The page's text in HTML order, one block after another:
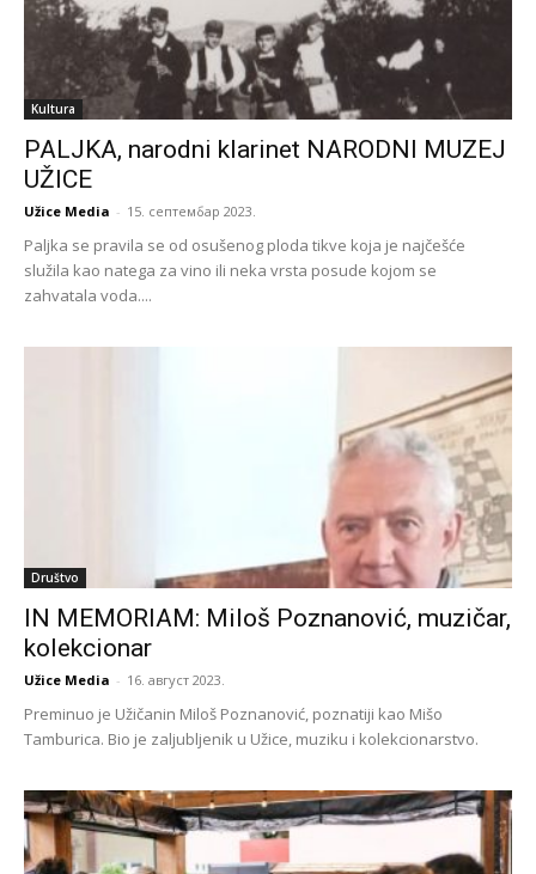
Kultura
PALJKA, narodni klarinet NARODNI MUZEJ
UŽICE
Užice Media - 15. септембар 2023.
Paljka se pravila se od osušenog ploda tikve koja je najčešće
služila kao natega za vino ili neka vrsta posude kojom se
zahvatala voda....
Društvo
IN MEMORIAM: Miloš Poznanović, muzičar,
kolekcionar
Užice Media - 16. август 2023.
Preminuo je Užičanin Miloš Poznanović, poznatiji kao Mišo
Tamburica. Bio je zaljubljenik u Užice, muziku i kolekcionarstvo.